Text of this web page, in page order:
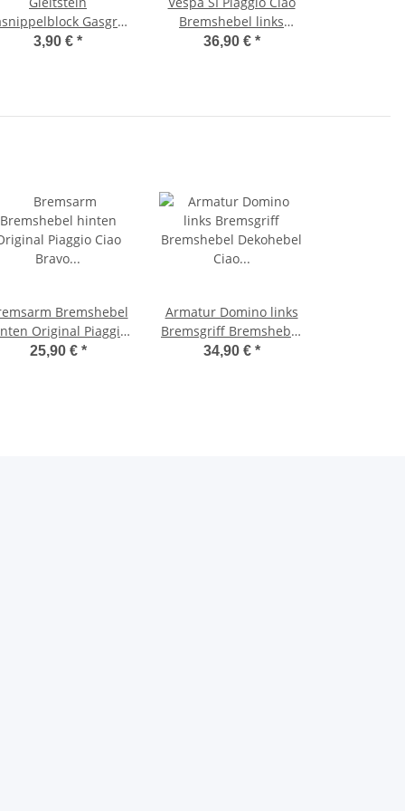
Gasgriff
Ciao, Bravo,
3,90 € *
Bremshebel links
Chokehebel Griff
36,90 € *
Bremshebel
Original Piaggio
Bravo Vespa SI
25,90 € *
Armatur Domino links
Bremsgriff Bremshebel
Dekohebel Ciao PX
34,90 € *